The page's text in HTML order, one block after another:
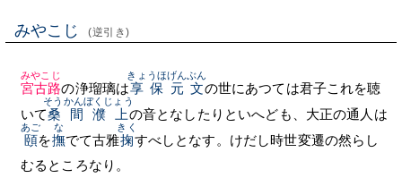
みやこじ (逆引き)
宮古路
みやこじ
の浄瑠璃は享保
きょうほ
元文
げんぶん
の世にあつては君子これを聴
いて桑間濮上
そうかんぼくじょう
の音となしたりといへども、大正の通人は
頤
あご
を撫
な
でて古雅掬
きく
すべしとなす。けだし時世変遷の然らし
むるところなり。